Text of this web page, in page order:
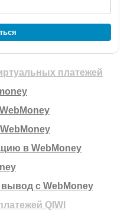
платежей
в WebMoney
с WebMoney
QIWI